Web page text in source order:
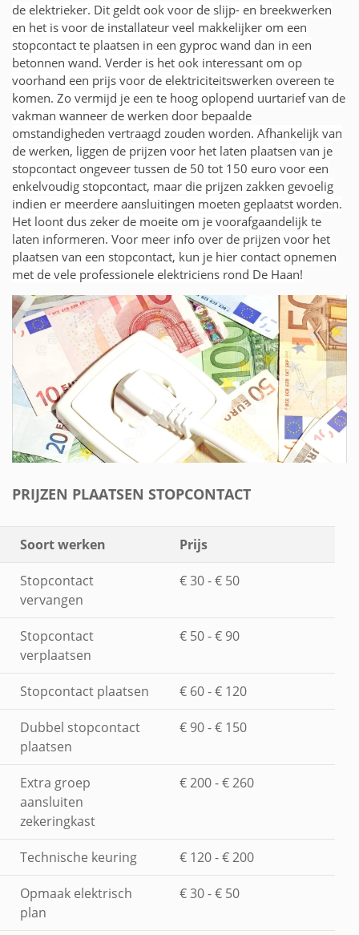
de elektrieker. Dit geldt ook voor de slijp- en breekwerken
en het is voor de installateur veel makkelijker om een
stopcontact te plaatsen in een gyproc wand dan in een
betonnen wand. Verder is het ook interessant om op
voorhand een prijs voor de elektriciteitswerken overeen te
komen. Zo vermijd je een te hoog oplopend uurtarief van de
vakman wanneer de werken door bepaalde
omstandigheden vertraagd zouden worden. Afhankelijk van
de werken, liggen de prijzen voor het laten plaatsen van je
stopcontact ongeveer tussen de 50 tot 150 euro voor een
enkelvoudig stopcontact, maar die prijzen zakken gevoelig
indien er meerdere aansluitingen moeten geplaatst worden.
Het loont dus zeker de moeite om je voorafgaandelijk te
laten informeren. Voor meer info over de prijzen voor het
plaatsen van een stopcontact, kun je hier contact opnemen
met de vele professionele elektriciens rond De Haan!
PRIJZEN PLAATSEN STOPCONTACT
Soort werken Prijs
Stopcontact
vervangen
€ 30 - € 50
Stopcontact
verplaatsen
€ 50 - € 90
Stopcontact plaatsen € 60 - € 120
Dubbel stopcontact
plaatsen
€ 90 - € 150
Extra groep
aansluiten
zekeringkast
€ 200 - € 260
Technische keuring € 120 - € 200
Opmaak elektrisch
plan
€ 30 - € 50